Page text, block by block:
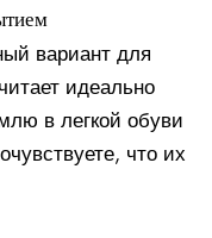
вариант для
идеально
в легкой обуви
что их